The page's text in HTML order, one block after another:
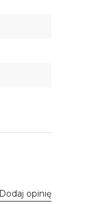
Dodaj opinię